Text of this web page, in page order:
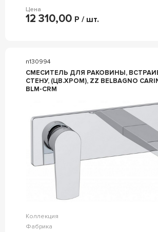
Цена
12 310,00 Р / шт.
n130994
СМЕСИТЕЛЬ ДЛЯ РАКОВИНЫ,
СТЕНУ, (ЦВ.ХРОМ), ZZ BELBAGNO CARIN CAR-
BLM-CRM
Коллекция
Фабрика